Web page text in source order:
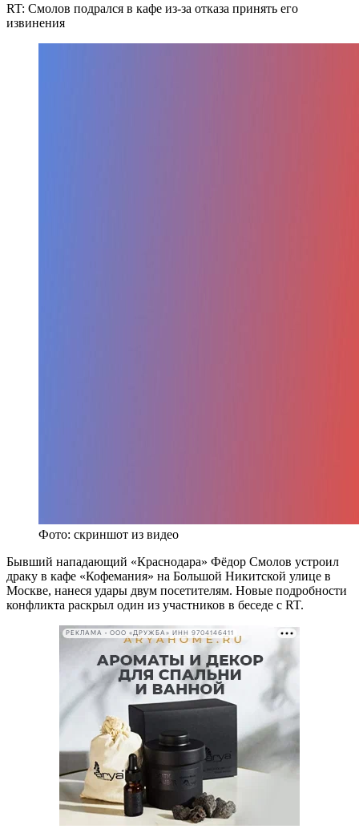
RT: Смолов подрался в кафе из-за отказа принять его
извинения
Фото: скриншот из видео
Бывший нападающий «Краснодара» Фёдор Смолов устроил
драку в кафе «Кофемания» на Большой Никитской улице в
Москве, нанеся удары двум посетителям. Новые подробности
конфликта раскрыл один из участников в беседе с RT.
РЕКЛАМА • ООО «ДРУЖБА» ИНН 9704146411